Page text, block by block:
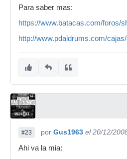
Para saber mas:
https://www.batacas.com/foros/
http://www.pdaldrums.com/
#23 por Gus1963 el 20/12/
Ahi va la mia: